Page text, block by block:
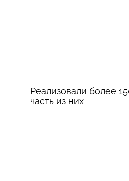
Реализовали более
часть из них